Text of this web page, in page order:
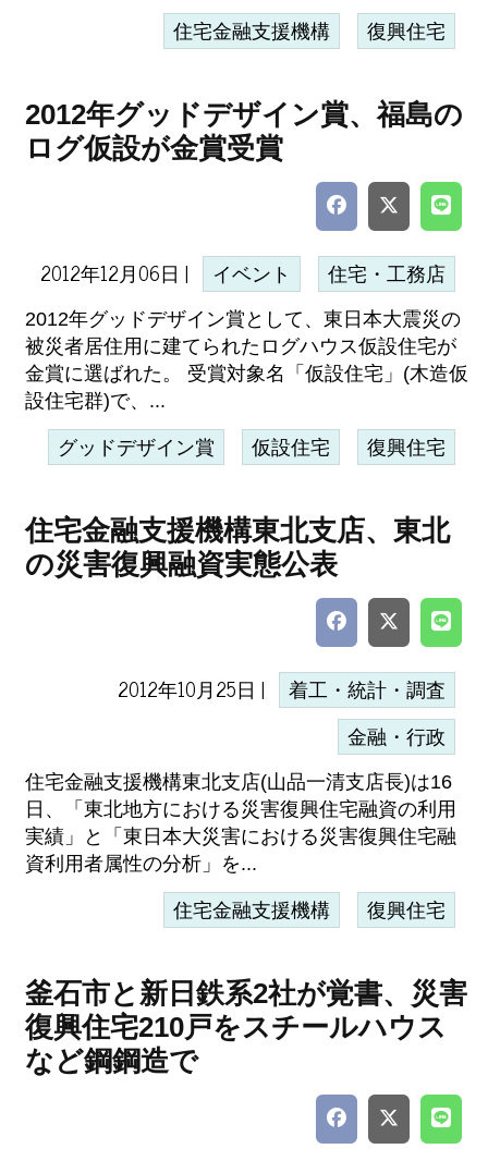
住宅金融支援機構 復興住宅
2012年グッドデザイン賞、福島の
ログ仮設が金賞受賞
2012年12月06日 | イベント 住宅・工務店
2012年グッドデザイン賞として、東日本大震災の
被災者居住用に建てられたログハウス仮設住宅が
金賞に選ばれた。 受賞対象名「仮設住宅」(木造仮
設住宅群)で、...
グッドデザイン賞 仮設住宅 復興住宅
住宅金融支援機構東北支店、東北
の災害復興融資実態公表
2012年10月25日 | 着工・統計・調査
金融・行政
住宅金融支援機構東北支店(山品一清支店長)は16
日、「東北地方における災害復興住宅融資の利用
実績」と「東日本大災害における災害復興住宅融
資利用者属性の分析」を...
住宅金融支援機構 復興住宅
釜石市と新日鉄系2社が覚書、災害
復興住宅210戸をスチールハウス
など鋼鋼造で